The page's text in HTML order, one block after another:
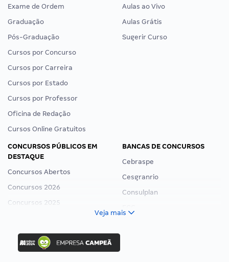
Exame de Ordem
Graduação
Pós-Graduação
Cursos por Concurso
Cursos por Carreira
Cursos por Estado
Cursos por Professor
Oficina de Redação
Cursos Online Gratuitos
Aulas ao Vivo
Aulas Grátis
Sugerir Curso
CONCURSOS PÚBLICOS EM
DESTAQUE
Concursos Abertos
Concursos 2026
Concursos 2025
Concurso Ibama
Concurso MPU
BANCAS DE CONCURSOS
Cebraspe
Cesgranrio
Consulplan
Veja mais